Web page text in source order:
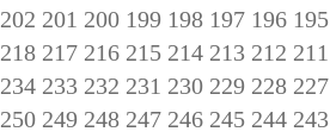
195
196
197
198
199
200
201
202
211
212
213
214
215
216
217
218
227
228
229
230
231
232
233
234
243
244
245
246
247
248
249
250